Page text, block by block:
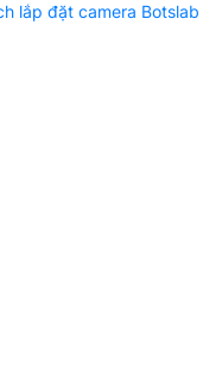
lắp đặt camera Botslab